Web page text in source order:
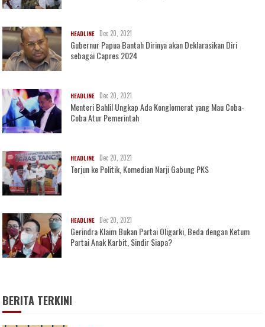
HEADLINE Dec 20, 2021
Gubernur Papua Bantah Dirinya akan Deklarasikan Diri
sebagai Capres 2024
HEADLINE Dec 20, 2021
Menteri Bahlil Ungkap Ada Konglomerat yang Mau Coba-
Coba Atur Pemerintah
HEADLINE Dec 20, 2021
Terjun ke Politik, Komedian Narji Gabung PKS
HEADLINE Dec 20, 2021
Gerindra Klaim Bukan Partai Oligarki, Beda dengan Ketum
Partai Anak Karbit, Sindir Siapa?
BERITA TERKINI